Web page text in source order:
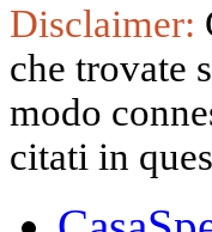
Disclaimer:
che trovate
modo
citati in